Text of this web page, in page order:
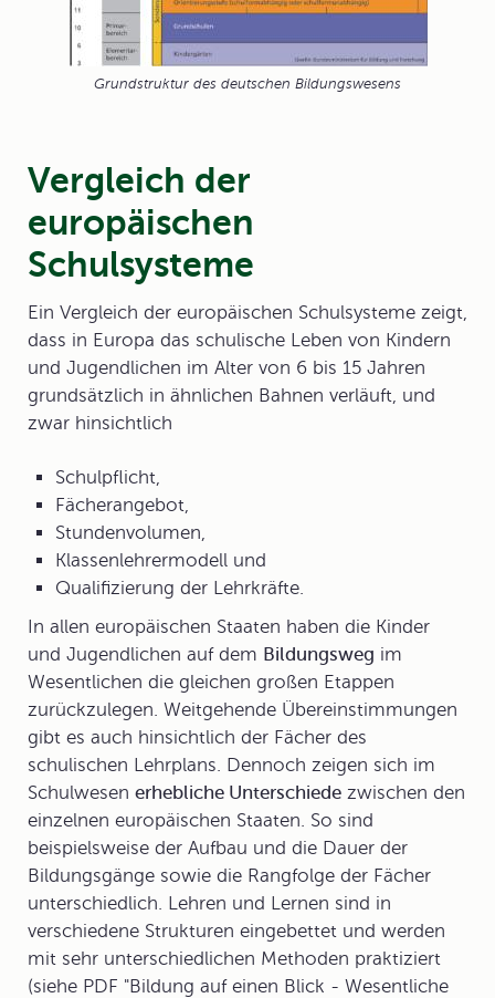
Grundstruktur des deutschen Bildungswesens
Vergleich der
europäischen
Schulsysteme
Ein Vergleich der europäischen Schulsysteme zeigt,
dass in Europa das schulische Leben von Kindern
und Jugendlichen im Alter von 6 bis 15 Jahren
grundsätzlich in ähnlichen Bahnen verläuft, und
zwar hinsichtlich
Schulpflicht,
Fächerangebot,
Stundenvolumen,
Klassenlehrermodell und
Qualifizierung der Lehrkräfte.
In allen europäischen Staaten haben die Kinder
und Jugendlichen auf dem Bildungsweg im
Wesentlichen die gleichen großen Etappen
zurückzulegen. Weitgehende Übereinstimmungen
gibt es auch hinsichtlich der Fächer des
schulischen Lehrplans. Dennoch zeigen sich im
Schulwesen erhebliche Unterschiede zwischen den
einzelnen europäischen Staaten. So sind
beispielsweise der Aufbau und die Dauer der
Bildungsgänge sowie die Rangfolge der Fächer
unterschiedlich. Lehren und Lernen sind in
verschiedene Strukturen eingebettet und werden
mit sehr unterschiedlichen Methoden praktiziert
(siehe PDF "Bildung auf einen Blick - Wesentliche